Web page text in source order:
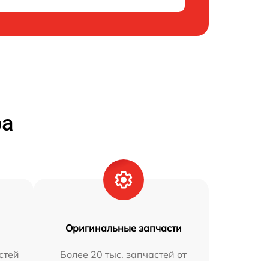
Оригинальные запчасти
Более 20 тыс. запчастей от